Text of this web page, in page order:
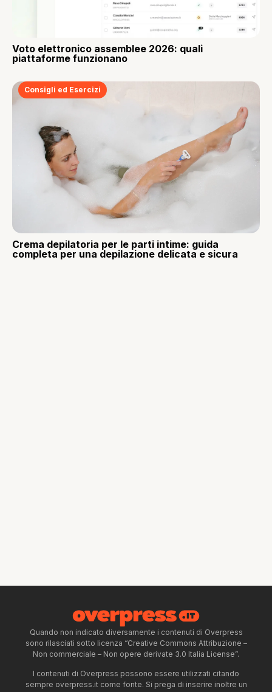
Voto elettronico assemblee 2026: quali
piattaforme funzionano
Consigli ed Esercizi
Crema depilatoria per le parti intime: guida
completa per una depilazione delicata e sicura
Quando non indicato diversamente i contenuti di Overpress
sono rilasciati sotto licenza “Creative Commons Attribuzione –
Non commerciale – Non opere derivate 3.0 Italia License”.
I contenuti di Overpress possono essere utilizzati citando
sempre overpress.it come fonte. Si prega di inserire inoltre un